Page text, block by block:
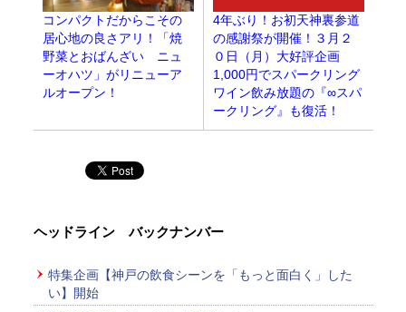
コンパクトだからこその
居心地の良さアリ！「焼
野菜とおばんざい ニュ
ーオハツ」がリニューア
ルオープン！
4年ぶり！お初天神裏参道
の感謝祭が開催！３月２
０日（月）大好評企画
1,000円でスパークリング
ワイン飲み放題の『∞スパ
ークリング』も復活！
ヘッドライン バックナンバー
特集企画【神戸の飲食シーンを「もっと面白く」した
い】開始